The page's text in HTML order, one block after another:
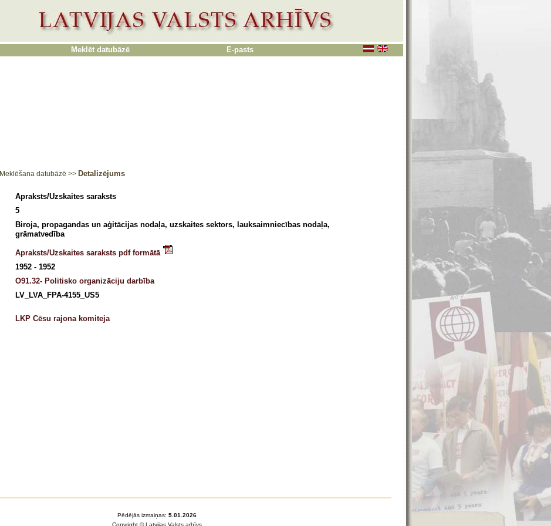
Meklēt datubāzē E-pasts
Meklēšana datubāzē >> Detalizējums
Apraksts/Uzskaites saraksts
5
Biroja, propagandas un aģitācijas nodaļa, uzskaites sektors, lauksaimniecības nodaļa,
grāmatvedība
Apraksts/Uzskaites saraksts pdf formātā
1952 - 1952
O91.32- Politisko organizāciju darbība
LV_LVA_FPA-4155_US5
LKP Cēsu rajona komiteja
Pēdējās izmaiņas: 5.01.2026
Copyright © Latvijas Valsts arhīvs